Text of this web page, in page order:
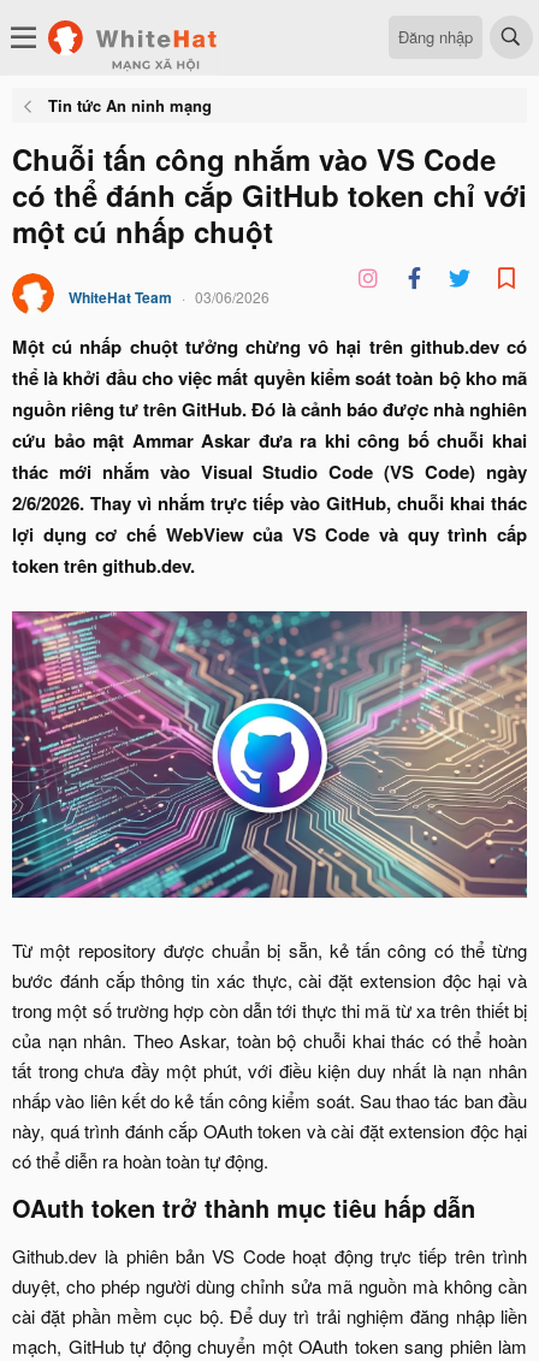
Đăng nhập
Tin tức An ninh mạng
Chuỗi tấn công nhắm vào VS Code
có thể đánh cắp GitHub token chỉ với
một cú nhấp chuột
WhiteHat Team 03/06/2026
Một cú nhấp chuột tưởng chừng vô hại trên github.dev có
thể là khởi đầu cho việc mất quyền kiểm soát toàn bộ kho mã
nguồn riêng tư trên GitHub. Đó là cảnh báo được nhà nghiên
cứu bảo mật Ammar Askar đưa ra khi công bố chuỗi khai
thác mới nhắm vào Visual Studio Code (VS Code) ngày
2/6/2026. Thay vì nhắm trực tiếp vào GitHub, chuỗi khai thác
lợi dụng cơ chế WebView của VS Code và quy trình cấp
token trên github.dev.
Từ một repository được chuẩn bị sẵn, kẻ tấn công có thể từng
bước đánh cắp thông tin xác thực, cài đặt extension độc hại và
trong một số trường hợp còn dẫn tới thực thi mã từ xa trên thiết bị
của nạn nhân. Theo Askar, toàn bộ chuỗi khai thác có thể hoàn
tất trong chưa đầy một phút, với điều kiện duy nhất là nạn nhân
nhấp vào liên kết do kẻ tấn công kiểm soát. Sau thao tác ban đầu
này, quá trình đánh cắp OAuth token và cài đặt extension độc hại
có thể diễn ra hoàn toàn tự động.​
OAuth token trở thành mục tiêu hấp dẫn​
Github.dev là phiên bản VS Code hoạt động trực tiếp trên trình
duyệt, cho phép người dùng chỉnh sửa mã nguồn mà không cần
cài đặt phần mềm cục bộ. Để duy trì trải nghiệm đăng nhập liền
mạch, GitHub tự động chuyển một OAuth token sang phiên làm